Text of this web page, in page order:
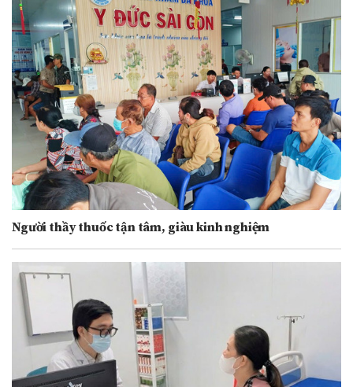
Người thầy thuốc tận tâm, giàu kinh nghiệm